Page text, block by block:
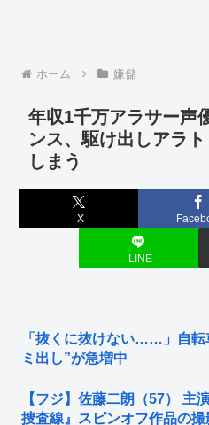
ホーム 嫌儲
年収1千万アラサー声
ンス、駆け出しアラ
しまう
X
LINE
「抜くに抜けない……」自転
ミ出し”が急増中
【フジ】佐藤二朗（57） 主
捜査線』スピンオフ作品の